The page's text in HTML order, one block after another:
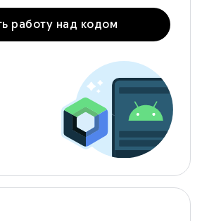
работу над кодом